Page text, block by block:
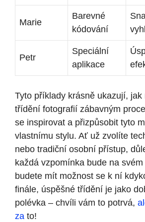
Marie
Barevné
kódování
Petr
Speciální
aplikace
Tyto příklady krásně ukazují, jak
třídění fotografií zábavným
se inspirovat a přizpůsobit tyto
vlastnímu stylu. Ať už zvolíte
nebo tradiční osobní přístup,
každá vzpomínka bude na
budete mít možnost se k ní
finále, úspěšné třídění je jako
polévka – chvíli vám to potrvá,
za to!